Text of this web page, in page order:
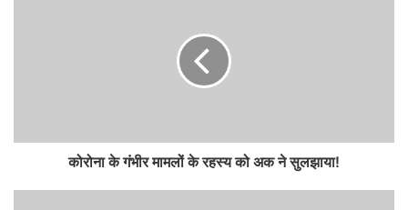
कोरोना के गंभीर मामलों के रहस्य को अक ने सुलझाया!